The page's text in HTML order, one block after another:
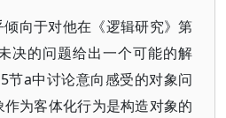
向于对他在《逻辑研究》第
决的问题给出一个可能的解
节a中讨论意向感受的对象问
为客体化行为是构造对象的